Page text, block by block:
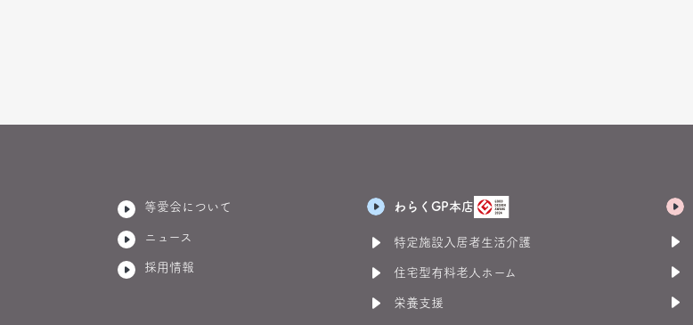
等愛会について
ニュース
採用情報
わらくGP本店
特定施設入居者生活介護
住宅型有料老人ホーム
栄養支援